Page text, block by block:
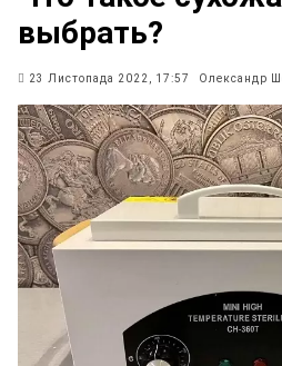
выбрать?
23 Листопада 2022, 17:57 Олександр